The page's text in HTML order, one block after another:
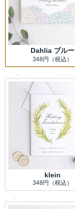
Dahlia ブルー
348円 （税込）
klein
348円 （税込）